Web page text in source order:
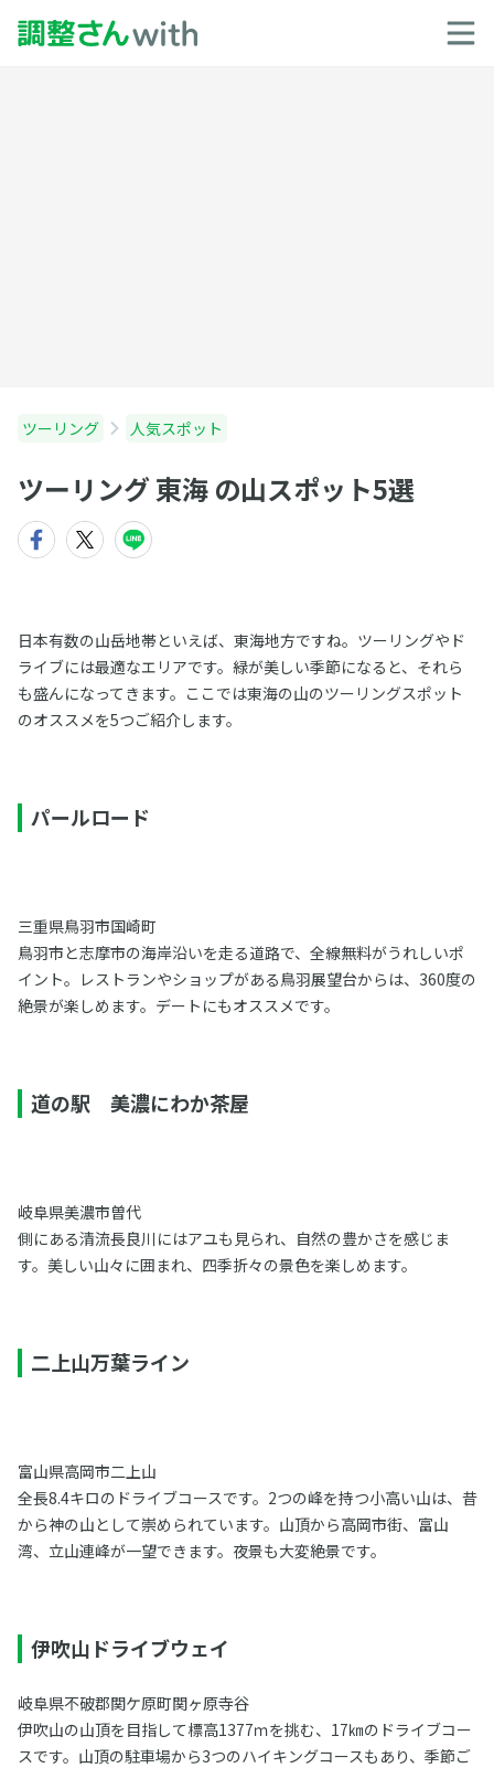
ツーリング 人気スポット
ツーリング 東海 の山スポット5選
日本有数の山岳地帯といえば、東海地方ですね。ツーリングやド
ライブには最適なエリアです。緑が美しい季節になると、それら
も盛んになってきます。ここでは東海の山のツーリングスポット
のオススメを5つご紹介します。
パールロード
三重県鳥羽市国崎町
鳥羽市と志摩市の海岸沿いを走る道路で、全線無料がうれしいポ
イント。レストランやショップがある鳥羽展望台からは、360度の
絶景が楽しめます。デートにもオススメです。
道の駅 美濃にわか茶屋
岐阜県美濃市曽代
側にある清流長良川にはアユも見られ、自然の豊かさを感じま
す。美しい山々に囲まれ、四季折々の景色を楽しめます。
二上山万葉ライン
富山県高岡市二上山
全長8.4キロのドライブコースです。2つの峰を持つ小高い山は、昔
から神の山として崇められています。山頂から高岡市街、富山
湾、立山連峰が一望できます。夜景も大変絶景です。
伊吹山ドライブウェイ
岐阜県不破郡関ケ原町関ヶ原寺谷
伊吹山の山頂を目指して標高1377ｍを挑む、17㎞のドライブコー
スです。山頂の駐車場から3つのハイキングコースもあり、季節ご